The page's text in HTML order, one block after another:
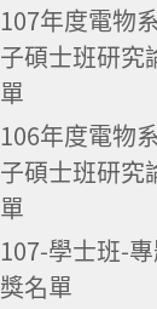
107年度電物
子碩士班研究
單
106年度電物
子碩士班研究
單
107-學士班-
獎名單